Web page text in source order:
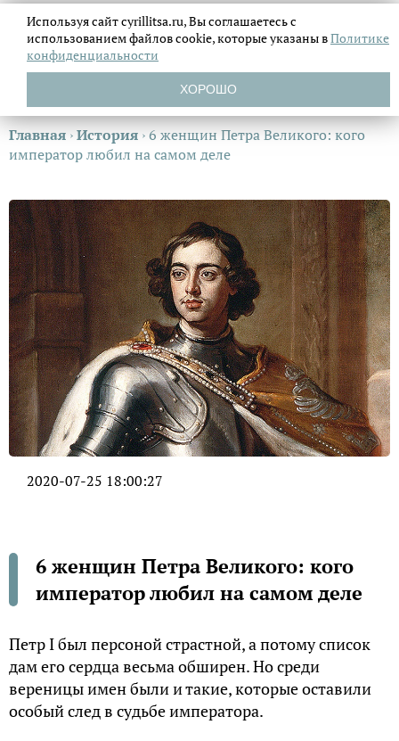
Главная ›История ›6 женщин Петра Великого: кого
император любил на самом деле
2020-07-25 18:00:27
6 женщин Петра Великого: кого
император любил на самом деле
Петр I был персоной страстной, а потому список
дам его сердца весьма обширен. Но среди
вереницы имен были и такие, которые оставили
особый след в судьбе императора.
Используя сайт cyrillitsa.ru, Вы соглашаетесь с
использованием файловcookie, которые указаны вПолитике
конфиденциальности
ХОРОШО